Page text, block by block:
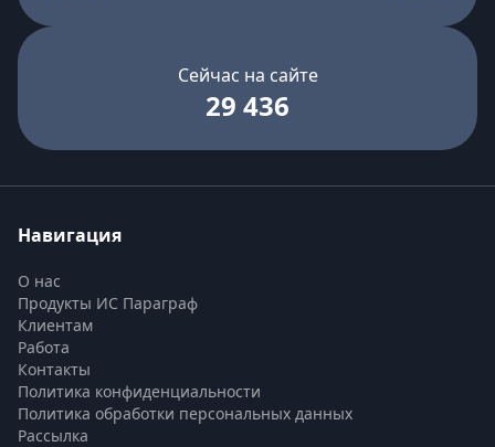
Сейчас на сайте
29 436
Навигация
О нас
Продукты ИС Параграф
Клиентам
Работа
Контакты
Политика конфиденциальности
Политика обработки персональных данных
Рассылка